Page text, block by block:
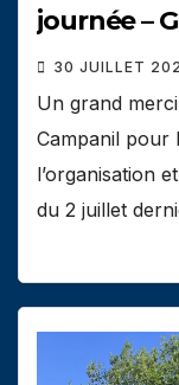
journée –
30 JUILLET
Un grand
Campanil pour
l’organisation
du 2 juillet